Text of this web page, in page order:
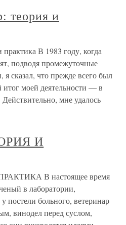
теория и
В 1983 году, когда
подводя промежуточные
я сказал, что прежде всего был
моей деятельности — в
мне удалось
И
В настоящее время
в лаборатории,
постели больного, ветеринар
винодел перед суслом,